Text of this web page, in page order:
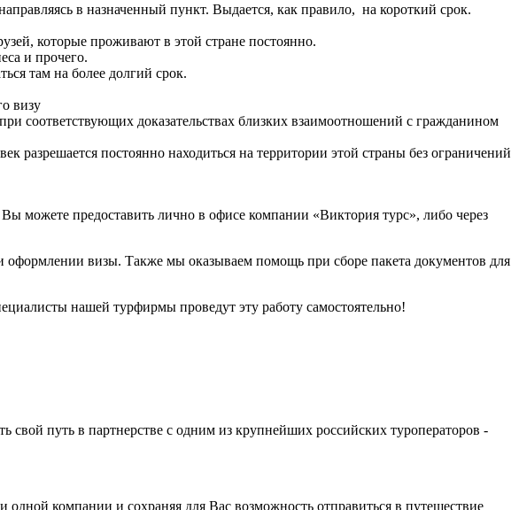
в назначенный пункт. Выдается, как правило, на короткий срок.
которые проживают в этой стране постоянно.
и прочего.
там на более долгий срок.
визу
соответствующих доказательствах близких взаимоотношений с гражданином
разрешается постоянно находиться на территории этой страны без ограничений
можете предоставить лично в офисе компании «Виктория турс», либо через
визы. Также мы оказываем помощь при сборе пакета документов для
нашей турфирмы проведут эту работу самостоятельно!
путь в партнерстве с одним из крупнейших российских туроператоров -
компании и сохраняя для Вас возможность отправиться в путешествие